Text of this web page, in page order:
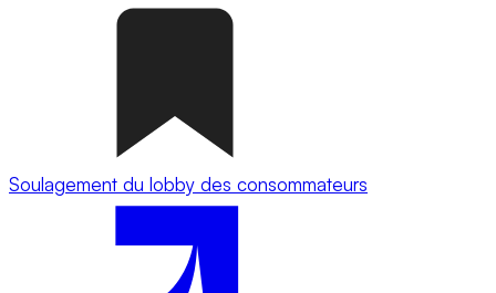
Soulagement du lobby des consommateurs